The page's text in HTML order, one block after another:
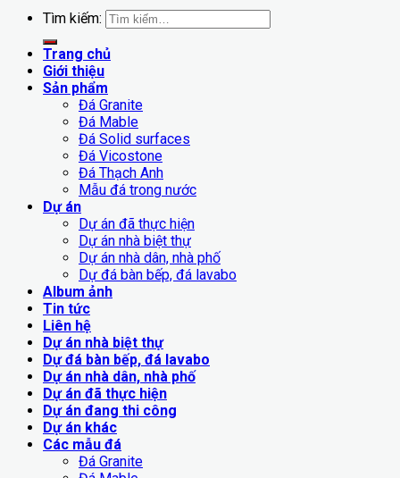
Tìm kiếm:
Trang chủ
Giới thiệu
Sản phẩm
Đá Granite
Đá Mable
Đá Solid surfaces
Đá Vicostone
Đá Thạch Anh
Mẫu đá trong nước
Dự án
Dự án đã thực hiện
Dự án nhà biệt thự
Dự án nhà dân, nhà phố
Dự đá bàn bếp, đá lavabo
Album ảnh
Tin tức
Liên hệ
Dự án nhà biệt thự
Dự đá bàn bếp, đá lavabo
Dự án nhà dân, nhà phố
Dự án đã thực hiện
Dự án đang thi công
Dự án khác
Các mẫu đá
Đá Granite